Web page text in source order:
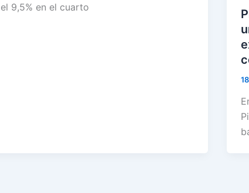
el 9,5% en el cuarto